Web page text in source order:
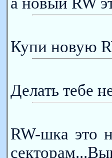
Купи новую
Делать тебе
RW-шка это